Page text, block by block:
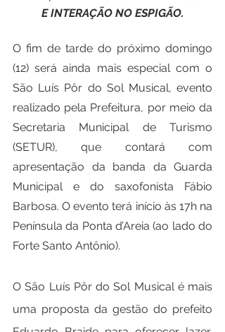
E INTERAÇÃO NO ESPIGÃO.
O fim de tarde do próximo domingo
(12) será ainda mais especial com o
São Luís Pôr do Sol Musical, evento
realizado pela Prefeitura, por meio da
Secretaria Municipal de Turismo
(SETUR), que contará com
apresentação da banda da Guarda
Municipal e do saxofonista Fábio
Barbosa. O evento terá início às 17h na
Península da Ponta d’Areia (ao lado do
Forte Santo Antônio).
O São Luís Pôr do Sol Musical é mais
uma proposta da gestão do prefeito